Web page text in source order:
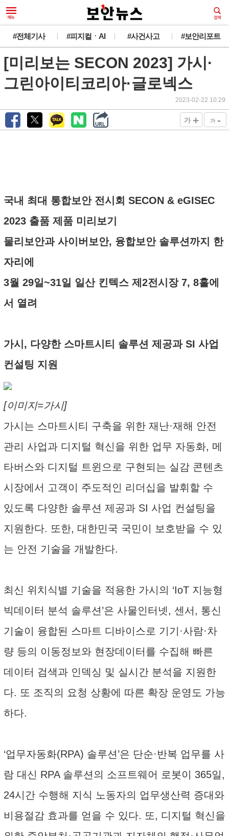
#전체기사 #피지컬ㆍAI #사건사고 #보안리포트
[미리보는 SECON 2023] 가시·
그린아이티코리아·글로넥스
2023-02-22 10:29
가 + 가 -
국내 최대 통합보안 전시회 SECON & eGISEC
2023 출품 제품 미리보기
물리보안과 사이버보안, 융합보안 솔루션까지 한
자리에
3월 29일~31일 일산 킨텍스 제2전시장 7, 8홀에
서 열려
가시, 다양한 스마트시티 솔루션 제공과 SI 사업
컨설팅 지원
[이미지=가시]
가시는 스마트시티 구축을 위한 재난·재해 안전
관리 사업과 디지털 혁신을 위한 업무 자동화, 메
타버스와 디지털 트윈으로 구현되는 실감 콘텐츠
시장에서 고객이 주도적인 리더십을 발휘할 수
있도록 다양한 솔루션 제공과 SI 사업 컨설팅을
지원한다. 또한, 대한민국 국민이 보호받을 수 있
는 안전 기술을 개발한다.
최신 위치식별 기술을 적용한 가시의 ‘IoT 지능형
빅데이터 분석 솔루션’은 사물인터넷, 센서, 통신
기술이 융합된 스마트 디바이스로 기기·사람·차
량 등의 이동정보와 현장데이터를 수집해 빠른
데이터 검색과 인덱싱 및 실시간 분석을 지원한
다. 또 조직의 요청 상황에 따른 확장 운영도 가능
하다.
‘업무자동화(RPA) 솔루션’은 단순·반복 업무를 사
람 대신 RPA 솔루션의 소프트웨어 로봇이 365일,
24시간 수행해 지식 노동자의 업무생산력 증대와
비용절감 효과를 얻을 수 있다. 또, 디지털 혁신을